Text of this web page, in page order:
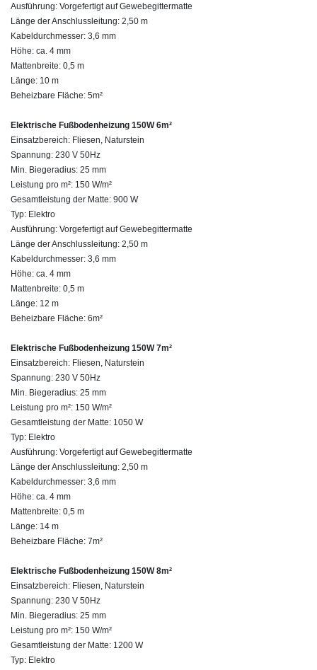
Ausführung: Vorgefertigt auf Gewebegittermatte
Länge der Anschlussleitung: 2,50 m
Kabeldurchmesser: 3,6 mm
Höhe: ca. 4 mm
Mattenbreite: 0,5 m
Länge: 10 m
Beheizbare Fläche: 5m²
Elektrische Fußbodenheizung 150W 6m²
Einsatzbereich: Fliesen, Naturstein
Spannung: 230 V 50Hz
Min. Biegeradius: 25 mm
Leistung pro m²: 150 W/m²
Gesamtleistung der Matte: 900 W
Typ: Elektro
Ausführung: Vorgefertigt auf Gewebegittermatte
Länge der Anschlussleitung: 2,50 m
Kabeldurchmesser: 3,6 mm
Höhe: ca. 4 mm
Mattenbreite: 0,5 m
Länge: 12 m
Beheizbare Fläche: 6m²
Elektrische Fußbodenheizung 150W 7m²
Einsatzbereich: Fliesen, Naturstein
Spannung: 230 V 50Hz
Min. Biegeradius: 25 mm
Leistung pro m²: 150 W/m²
Gesamtleistung der Matte: 1050 W
Typ: Elektro
Ausführung: Vorgefertigt auf Gewebegittermatte
Länge der Anschlussleitung: 2,50 m
Kabeldurchmesser: 3,6 mm
Höhe: ca. 4 mm
Mattenbreite: 0,5 m
Länge: 14 m
Beheizbare Fläche: 7m²
Elektrische Fußbodenheizung 150W 8m²
Einsatzbereich: Fliesen, Naturstein
Spannung: 230 V 50Hz
Min. Biegeradius: 25 mm
Leistung pro m²: 150 W/m²
Gesamtleistung der Matte: 1200 W
Typ: Elektro